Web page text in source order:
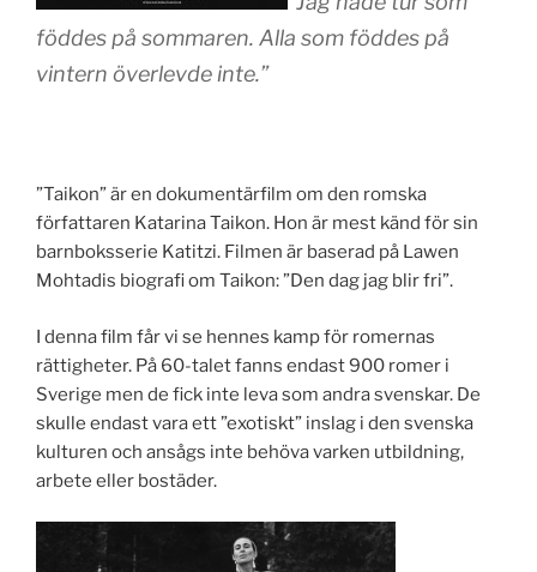
föddes på sommaren. Alla som föddes på
vintern överlevde inte.”
”Taikon” är en dokumentärfilm om den romska
författaren Katarina Taikon. Hon är mest känd för sin
barnboksserie Katitzi. Filmen är baserad på Lawen
Mohtadis biografi om Taikon: ”Den dag jag blir fri”.
I denna film får vi se hennes kamp för romernas
rättigheter. På 60-talet fanns endast 900 romer i
Sverige men de fick inte leva som andra svenskar. De
skulle endast vara ett ”exotiskt” inslag i den svenska
kulturen och ansågs inte behöva varken utbildning,
arbete eller bostäder.